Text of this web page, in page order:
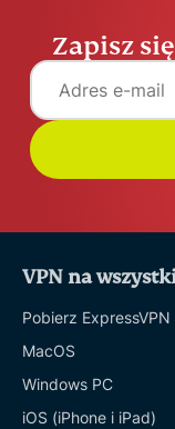
Zapisz
VPN na
Pobierz ExpressVPN
MacOS
Windows PC
iOS (iPhone i iPad)